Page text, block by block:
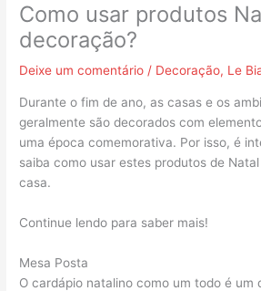
Como usar produtos
decoração?
Deixe um comentário / Decoração, Le
Durante o fim de ano, as casas e os
geralmente são decorados com
uma época comemorativa. Por isso, é
saiba como usar estes produtos de
casa.
Continue lendo para saber mais!
Mesa Posta
O cardápio natalino como um todo é um